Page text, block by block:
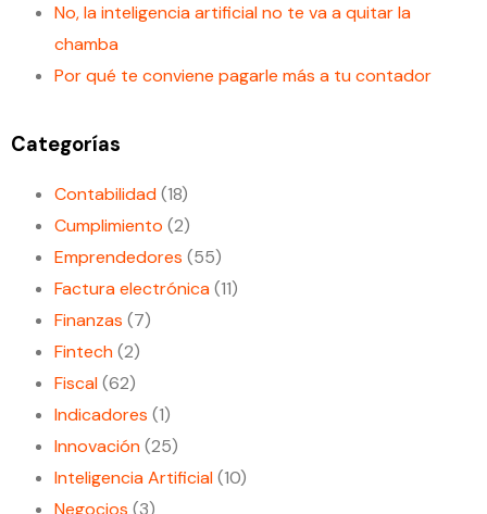
No, la inteligencia artificial no te va a quitar la
chamba
Por qué te conviene pagarle más a tu contador
Categorías
Contabilidad(18)
Cumplimiento (2)
Emprendedores (55)
Factura electrónica(11)
Finanzas (7)
Fintech(2)
Fiscal(62)
Indicadores (1)
Innovación(25)
Inteligencia Artificial(10)
Negocios (3)